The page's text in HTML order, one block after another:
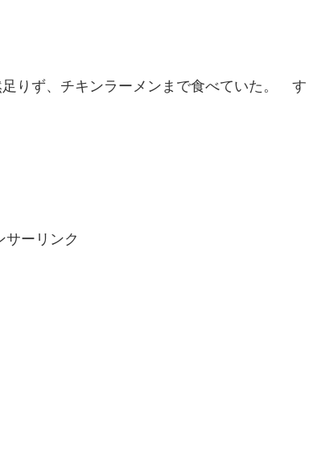
りず、チキンラーメンまで食べていた。 す
サーリンク